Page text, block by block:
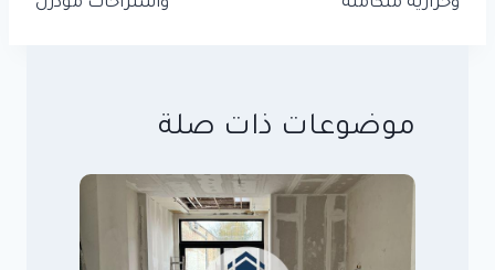
وحرارية متكاملة
واستراحات مودرن
موضوعات ذات صلة